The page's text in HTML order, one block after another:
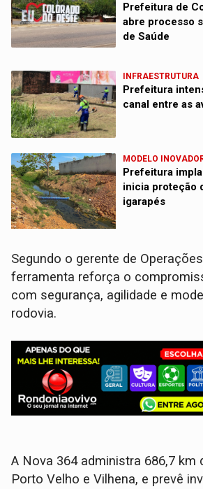
Prefeitura de
abre processo
de Saúde
INFRAESTRUTURA
Prefeitura
canal entre as
MODELO
Prefeitura
inicia proteção
igarapés
Segundo o gerente de
ferramenta reforça o
com segurança, agilidade e
rodovia.
A Nova 364 administra 686,7 km
Porto Velho e Vilhena, e prevê